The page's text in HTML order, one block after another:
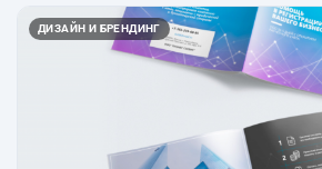
ДИЗАЙН И БРЕНДИНГ